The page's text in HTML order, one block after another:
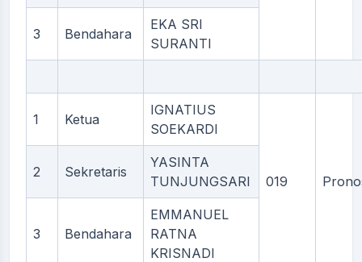
3 Bendahara
EKA SRI
SURANTI
1 Ketua
IGNATIUS
SOEKARDI
019
2 Sekretaris
YASINTA
TUNJUNGSARI
3 Bendahara
EMMANUEL
RATNA
KRISNADI